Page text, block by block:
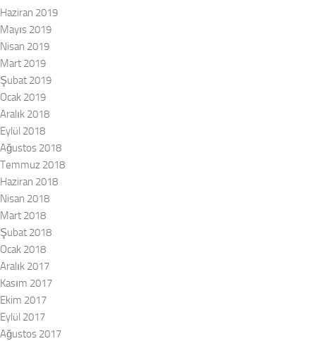
Haziran 2019
Mayıs 2019
Nisan 2019
Mart 2019
Şubat 2019
Ocak 2019
Aralık 2018
Eylül 2018
Ağustos 2018
Temmuz 2018
Haziran 2018
Nisan 2018
Mart 2018
Şubat 2018
Ocak 2018
Aralık 2017
Kasım 2017
Ekim 2017
Eylül 2017
Ağustos 2017